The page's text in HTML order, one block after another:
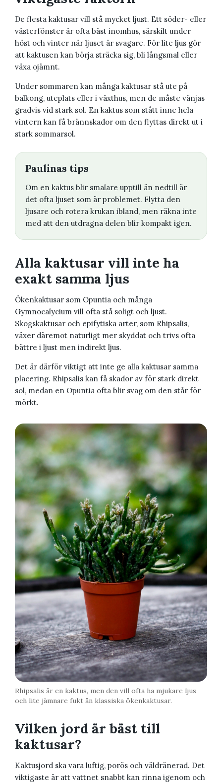
De flesta kaktusar vill stå mycket ljust. Ett söder- eller
västerfönster är ofta bäst inomhus, särskilt under
höst och vinter när ljuset är svagare. För lite ljus gör
att kaktusen kan börja sträcka sig, bli långsmal eller
växa ojämnt.
Under sommaren kan många kaktusar stå ute på
balkong, uteplats eller i växthus, men de måste vänjas
gradvis vid stark sol. En kaktus som stått inne hela
vintern kan få brännskador om den flyttas direkt ut i
stark sommarsol.
Paulinas tips
Om en kaktus blir smalare upptill än nedtill är
det ofta ljuset som är problemet. Flytta den
ljusare och rotera krukan ibland, men räkna inte
med att den utdragna delen blir kompakt igen.
Alla kaktusar vill inte ha
exakt samma ljus
Ökenkaktusar som Opuntia och många
Gymnocalycium vill ofta stå soligt och ljust.
Skogskaktusar och epifytiska arter, som Rhipsalis,
växer däremot naturligt mer skyddat och trivs ofta
bättre i ljust men indirekt ljus.
Det är därför viktigt att inte ge alla kaktusar samma
placering. Rhipsalis kan få skador av för stark direkt
sol, medan en Opuntia ofta blir svag om den står för
mörkt.
Rhipsalis är en kaktus, men den vill ofta ha mjukare ljus
och lite jämnare fukt än klassiska ökenkaktusar.
Vilken jord är bäst till
kaktusar?
Kaktusjord ska vara luftig, porös och väldränerad. Det
viktigaste är att vattnet snabbt kan rinna igenom och